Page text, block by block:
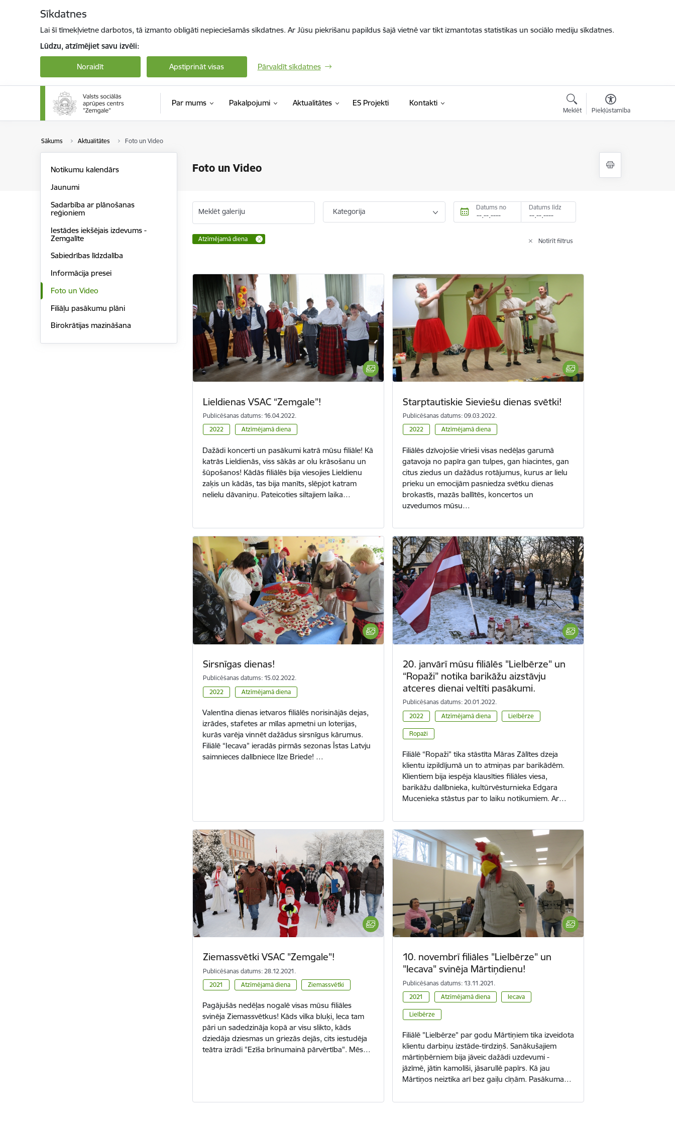
Sīkdatnes
Lai šī tīmekļvietne darbotos, tā izmanto obligāti nepieciešamās sīkdatnes. Ar Jūsu piekrišanu papildus šajā vietnē var tikt izmantotas statistikas un sociālo mediju sīkdatnes.
Lūdzu, atzīmējiet savu izvēli:
Noraidīt Apstiprināt visas Pārvaldīt sīkdatnes
Par mums Pakalpojumi Aktualitātes ES Projekti Kontakti
Meklēt Piekļūstamība
Sākums Aktualitātes Foto un Video
Foto un Video
Notikumu kalendārs
Jaunumi
Sadarbība ar plānošanas
reģioniem
Iestādes iekšējais izdevums -
Zemgalīte
Sabiedrības līdzdalība
Informācija presei
Foto un Video
Filiāļu pasākumu plāni
Birokrātijas mazināšana
Meklēt galeriju Kategorija Datums no Datums līdz
Atzīmējamā diena Notīrīt filtrus
Lieldienas VSAC “Zemgale”!
Publicēšanas datums: 16.04.2022.
2022
Atzīmējamā diena
Dažādi koncerti un pasākumi katrā mūsu filiāle! Kā
katrās Lieldienās, viss sākās ar olu krāsošanu un
šūpošanos! Kādās filiālēs bija viesojies Lieldienu
zaķis un kādās, tas bija manīts, slēpjot katram
nelielu dāvaniņu. Pateicoties siltajiem laika…
Starptautiskie Sieviešu dienas svētki!
Publicēšanas datums: 09.03.2022.
2022
Atzīmējamā diena
Filiālēs dzīvojošie vīrieši visas nedēļas garumā
gatavoja no papīra gan tulpes, gan hiacintes, gan
citus ziedus un dažādus rotājumus, kurus ar lielu
prieku un emocijām pasniedza svētku dienas
brokastīs, mazās ballītēs, koncertos un
uzvedumos mūsu…
Sirsnīgas dienas!
Publicēšanas datums: 15.02.2022.
2022
Atzīmējamā diena
Valentīna dienas ietvaros filiālēs norisinājās dejas,
izrādes, stafetes ar mīlas apmetni un loterijas,
kurās varēja vinnēt dažādus sirsnīgus kārumus.
Filiālē “Iecava” ieradās pirmās sezonas Īstas Latvju
saimnieces dalībniece Ilze Briede! …
20. janvārī mūsu filiālēs "Lielbērze" un
“Ropaži” notika barikāžu aizstāvju
atceres dienai veltīti pasākumi.
Publicēšanas datums: 20.01.2022.
2022
Atzīmējamā diena Lielbērze
Ropaži
Filiālē “Ropaži” tika stāstīta Māras Zālītes dzeja
klientu izpildījumā un to atmiņas par barikādēm.
Klientiem bija iespēja klausīties filiāles viesa,
barikāžu dalībnieka, kultūrvēsturnieka Edgara
Mucenieka stāstus par to laiku notikumiem. Ar…
Ziemassvētki VSAC "Zemgale"!
Publicēšanas datums: 28.12.2021.
2021
Atzīmējamā diena Ziemassvētki
Pagājušās nedēļas nogalē visas mūsu filiāles
svinēja Ziemassvētkus! Kāds vilka bluķi, leca tam
pāri un sadedzināja kopā ar visu slikto, kāds
dziedāja dziesmas un griezās dejās, cits iestudēja
teātra izrādi "Ezīša brīnumainā pārvērtība". Mēs…
10. novembrī filiāles "Lielbērze" un
"Iecava" svinēja Mārtiņdienu!
Publicēšanas datums: 13.11.2021.
2021
Atzīmējamā diena Iecava
Lielbērze
Filiālē "Lielbērze" par godu Mārtiņiem tika izveidota
klientu darbiņu izstāde-tirdziņš. Sanākušajiem
mārtiņbērniem bija jāveic dažādi uzdevumi -
jāzīmē, jātin kamolīši, jāsarullē papīrs. Kā jau
Mārtiņos neiztika arī bez gaiļu cīņām. Pasākuma…